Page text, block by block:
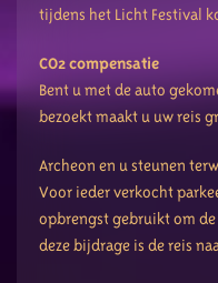
tijdens het Licht Festival
CO2 compensatie
Bent u met de auto
bezoekt maakt u uw reis
Archeon en u steunen
Voor ieder verkocht
opbrengst gebruikt om
deze bijdrage is de reis